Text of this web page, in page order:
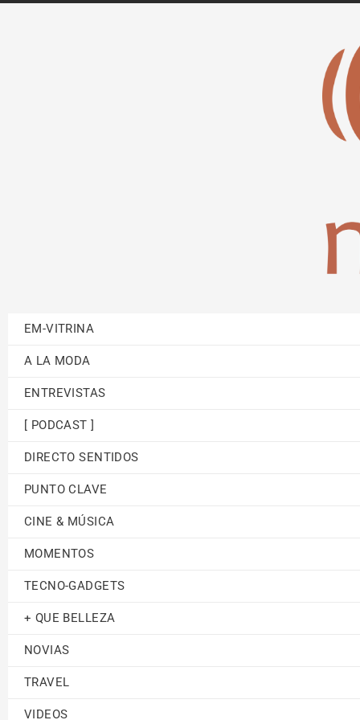
EM-VITRINA
A LA MODA
ENTREVISTAS
[ PODCAST ]
DIRECTO SENTIDOS
PUNTO CLAVE
CINE & MÚSICA
MOMENTOS
TECNO-GADGETS
+ QUE BELLEZA
NOVIAS
TRAVEL
VIDEOS